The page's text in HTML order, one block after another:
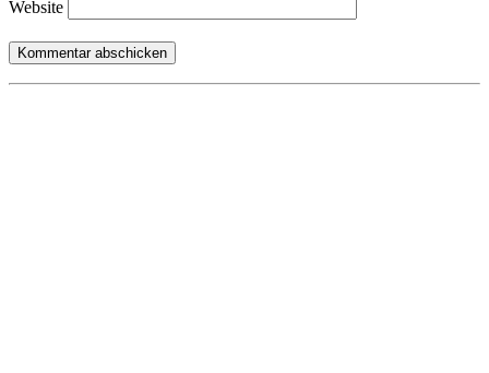
Website